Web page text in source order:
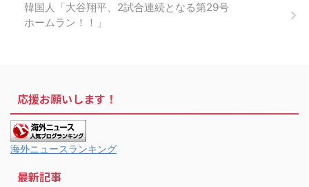
韓国人「大谷翔平、2試合連続となる第29号
ホームラン！！」
応援お願いします！
海外ニュースランキング
最新記事